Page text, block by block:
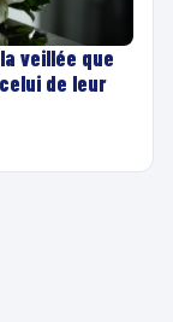
veillée que
de leur